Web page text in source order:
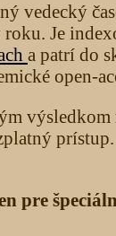
vedecký
Je
a patrí do
open-
prístup.
pre